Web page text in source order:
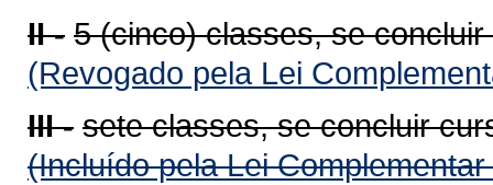
II - 5 (cinco) classes, se
(Revogado pela Lei
III - sete classes, se concluir
(Incluído pela Lei